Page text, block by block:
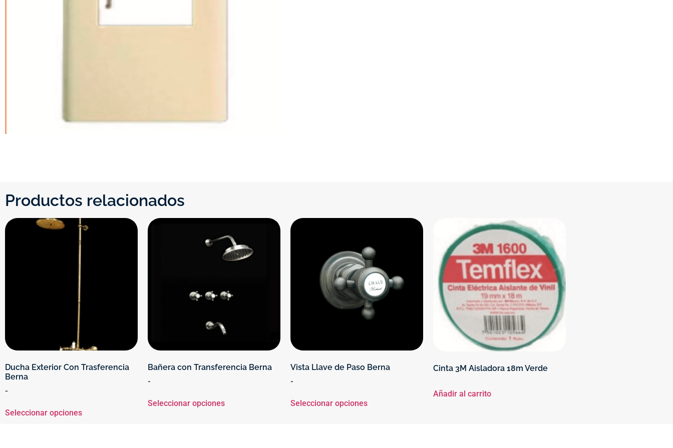
Productos relacionados
Ducha Exterior Con Trasferencia
Berna
-
Seleccionar opciones
Bañera con Transferencia Berna
-
Seleccionar opciones
Vista Llave de Paso Berna
-
Seleccionar opciones
Cinta 3M Aisladora 18m Verde
Añadir al carrito